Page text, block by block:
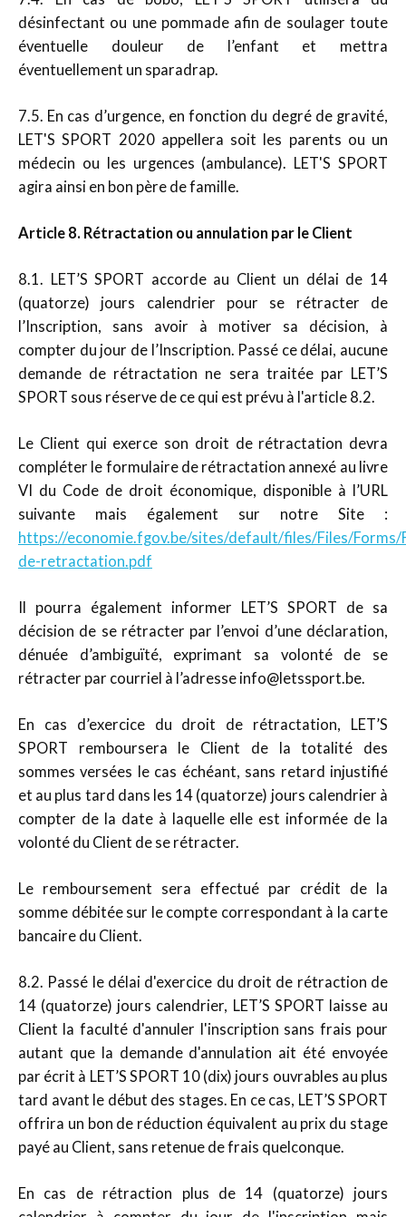
désinfectant ou une pommade afin de soulager toute
éventuelle douleur de l’enfant et mettra
éventuellement un sparadrap.
7.5. En cas d’urgence, en fonction du degré de gravité,
LET'S SPORT 2020 appellera soit les parents ou un
médecin ou les urgences (ambulance). LET'S SPORT
agira ainsi en bon père de famille.
Article 8. Rétractation ou annulation par le Client
8.1. LET’S SPORT accorde au Client un délai de 14
(quatorze) jours calendrier pour se rétracter de
l’Inscription, sans avoir à motiver sa décision, à
compter du jour de l’Inscription. Passé ce délai, aucune
demande de rétractation ne sera traitée par LET’S
SPORT sous réserve de ce qui est prévu à l'article 8.2.
Le Client qui exerce son droit de rétractation devra
compléter le formulaire de rétractation annexé au livre
VI du Code de droit économique, disponible à l’URL
suivante mais également sur notre Site :
https://economie.fgov.be/sites/default/files/Files/Forms/
de-retractation.pdf
Il pourra également informer LET’S SPORT de sa
décision de se rétracter par l’envoi d’une déclaration,
dénuée d’ambiguïté, exprimant sa volonté de se
rétracter par courriel à l’adresse info@letssport.be.
En cas d’exercice du droit de rétractation, LET’S
SPORT remboursera le Client de la totalité des
sommes versées le cas échéant, sans retard injustifié
et au plus tard dans les 14 (quatorze) jours calendrier à
compter de la date à laquelle elle est informée de la
volonté du Client de se rétracter.
Le remboursement sera effectué par crédit de la
somme débitée sur le compte correspondant à la carte
bancaire du Client.
8.2. Passé le délai d'exercice du droit de rétraction de
14 (quatorze) jours calendrier, LET’S SPORT laisse au
Client la faculté d'annuler l'inscription sans frais pour
autant que la demande d'annulation ait été envoyée
par écrit à LET’S SPORT 10 (dix) jours ouvrables au plus
tard avant le début des stages. En ce cas, LET’S SPORT
offrira un bon de réduction équivalent au prix du stage
payé au Client, sans retenue de frais quelconque.
En cas de rétraction plus de 14 (quatorze) jours